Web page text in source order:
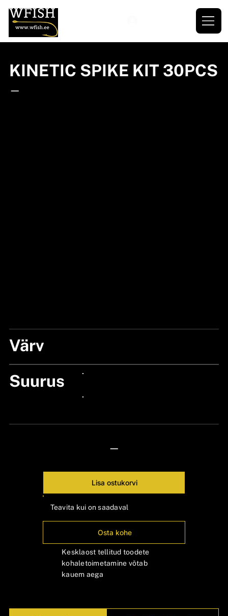
Värv
Suurus
—
Lisa ostukorvi
Teavita kui on saadaval
Osta kohe
Kesklaost tellitud toodete
kohaletoimetamine võtab
kauem aega
KINETIC SPIKE KIT 30PCS
—